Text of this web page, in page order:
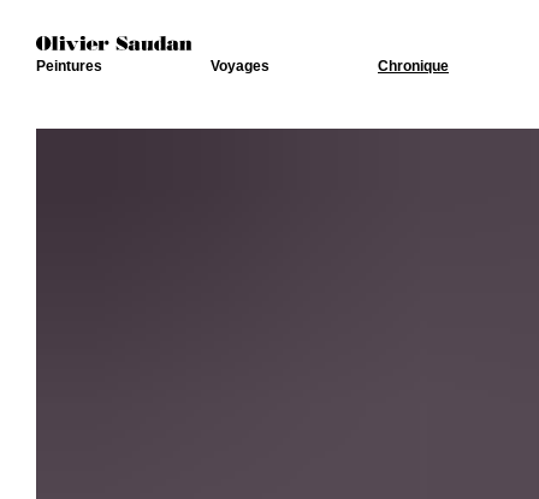
Peintures Voyages Chronique